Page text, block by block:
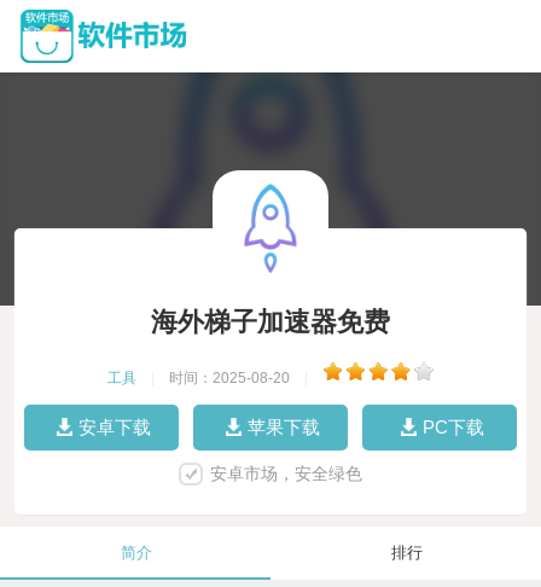
海外梯子加速器免费
工具 时间：2025-08-20
安卓下载 苹果下载 PC下载
安卓市场，安全绿色
简介 排行